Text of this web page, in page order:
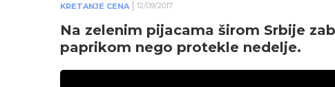
KRETANJE CENA 12/09/2017
Na zelenim pijacama širom Srbije
paprikom nego protekle nedelje.